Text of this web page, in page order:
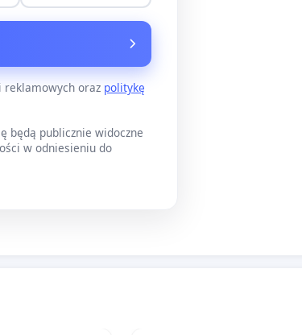
reklamowych oraz politykę
będą publicznie widoczne
w odniesieniu do